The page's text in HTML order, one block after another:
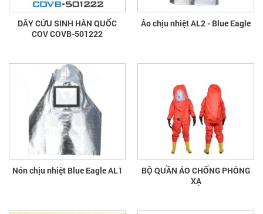
DÂY CỨU SINH HÀN QUỐC
COV COVB-501222
Áo chịu nhiệt AL2 - Blue Eagle
Nón chịu nhiệt Blue Eagle AL1
BỘ QUẦN ÁO CHỐNG PHÓNG
XẠ